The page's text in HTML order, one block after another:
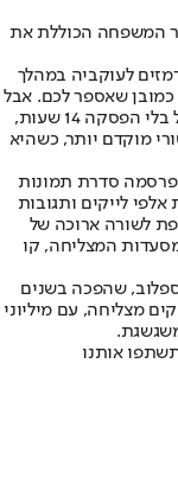
המשפחה הכוללת את
לעוקביה במהלך
כמובן שאספר לכם. אבל
ויש אבל גדול, אני גמורה. עמדנו על הרגליים אתמול בלי הפסקה 14 שעות,
מוקדם יותר, כשהיא
סדרת תמונות
לייקים ותגובות
לשורה ארוכה של
המצליחה, קו
שהפכה בשנים
מצליחה, עם מיליוני
אותנו